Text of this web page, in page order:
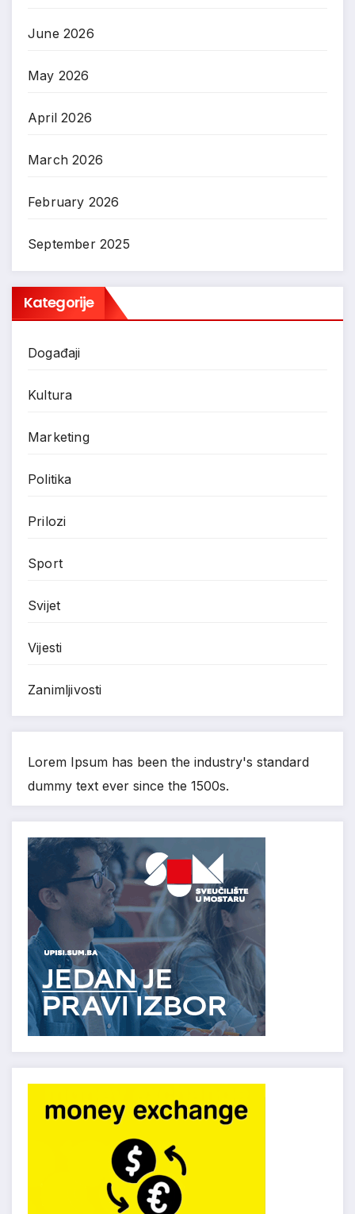
June 2026
May 2026
April 2026
March 2026
February 2026
September 2025
Kategorije
Događaji
Kultura
Marketing
Politika
Prilozi
Sport
Svijet
Vijesti
Zanimljivosti
Lorem Ipsum has been the industry's standard
dummy text ever since the 1500s.